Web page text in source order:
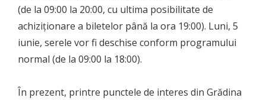
(de la 09:00 la 20:00, cu ultima posibilitate de
achiziționare a biletelor până la ora 19:00). Luni, 5
iunie, serele vor fi deschise conform programului
normal (de la 09:00 la 18:00).
În prezent, printre punctele de interes din Grădina